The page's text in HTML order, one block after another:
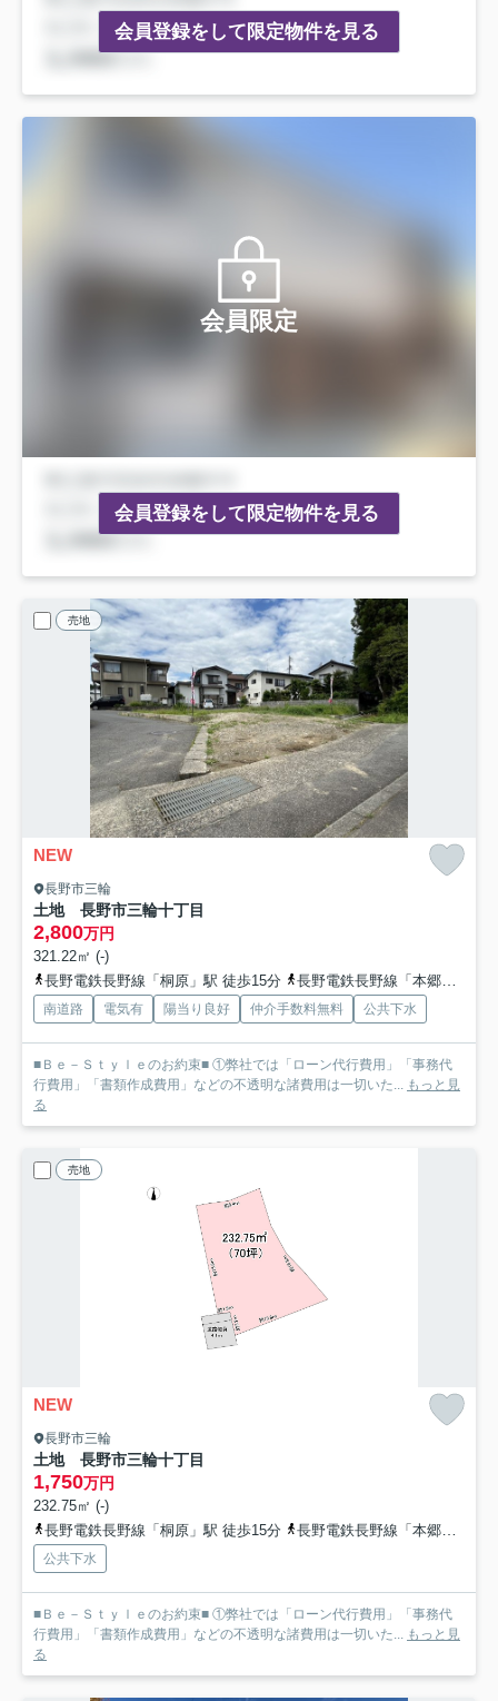
会員登録をして限定物件を見る
会員限定
会員登録をして限定物件を見る
売地
NEW
長野市三輪
土地 長野市三輪十丁目
2,800万円
321.22㎡ (-)
長野電鉄長野線「桐原」駅 徒歩15分
長野電鉄長野線「本郷」駅 徒歩19分
南道路 電気有 陽当り良好 仲介手数料無料 公共下水
■Ｂｅ－Ｓｔｙｌｅのお約束■ ①弊社では「ローン代行費用」「事務代
行費用」「書類作成費用」などの不透明な諸費用は一切いた... もっと見
る
売地
NEW
長野市三輪
土地 長野市三輪十丁目
1,750万円
232.75㎡ (-)
長野電鉄長野線「桐原」駅 徒歩15分
長野電鉄長野線「本郷」駅 徒歩19分
公共下水
■Ｂｅ－Ｓｔｙｌｅのお約束■ ①弊社では「ローン代行費用」「事務代
行費用」「書類作成費用」などの不透明な諸費用は一切いた... もっと見
る